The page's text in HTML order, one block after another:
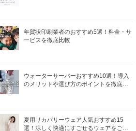
年賀状印刷業者のおすすめ5選！料金・サ
ービスを徹底比較
ウォーターサーバーおすすめ10選！導入
のメリットや選び方のポイントを徹底解
夏用リカバリーウェア人気おすすめ15
選！涼しく快適にすごせるウェアをご紹